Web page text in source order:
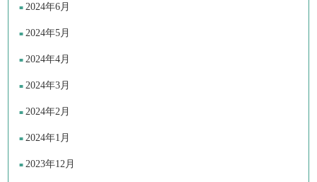
2024年6月
2024年5月
2024年4月
2024年3月
2024年2月
2024年1月
2023年12月